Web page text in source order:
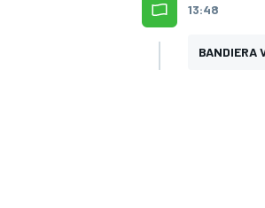
13:48
BANDIERA